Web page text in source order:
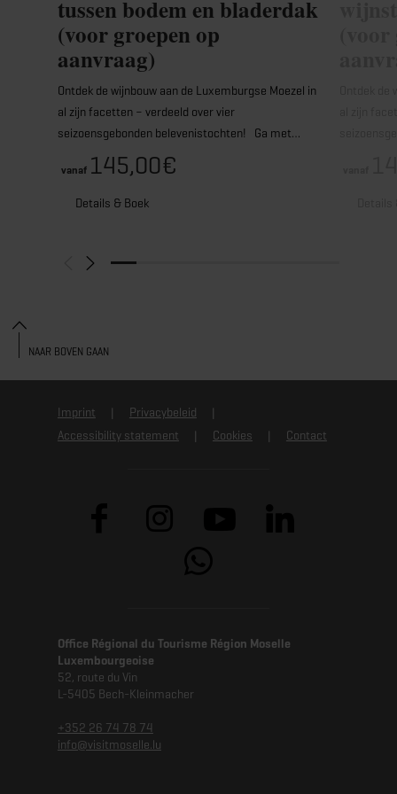
tussen bodem en bladerdak
(voor groepen op
aanvraag)
Ontdek de wijnbouw aan de Luxemburgse Moezel in
al zijn facetten – verdeeld over vier
seizoensgebonden belevenistochten! Ga met…
Details & Boek
vanaf 145,00€
Imprint
Privacybeleid
Accessibility statement
Cookies Contact
Office Régional du Tourisme Région Moselle
Luxembourgeoise
52, route du Vin
L-5405 Bech-Kleinmacher
+352 26 74 78 74
info@visitmoselle.lu
NAAR BOVEN GAAN